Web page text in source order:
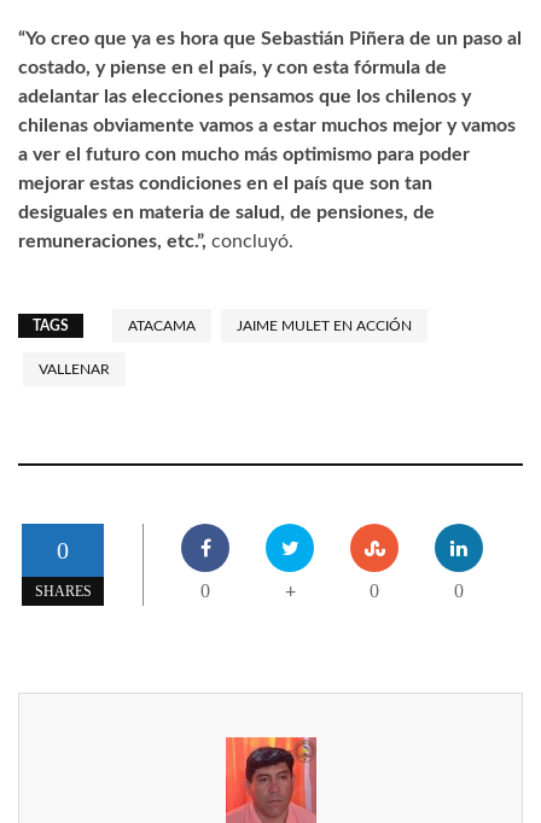
“Yo creo que ya es hora que Sebastián Piñera de un paso al
costado, y piense en el país, y con esta fórmula de
adelantar las elecciones pensamos que los chilenos y
chilenas obviamente vamos a estar muchos mejor y vamos
a ver el futuro con mucho más optimismo para poder
mejorar estas condiciones en el país que son tan
desiguales en materia de salud, de pensiones, de
remuneraciones, etc.”, concluyó.
TAGS ATACAMA JAIME MULET EN ACCIÓN
VALLENAR
0
SHARES 0 + 0 0